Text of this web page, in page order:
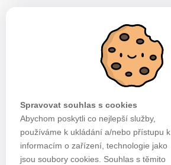
Spravovat souhlas s cookies
Abychom poskytli co nejlepší služby,
používáme k ukládání a/nebo přístupu k
informacím o zařízení, technologie jako
jsou soubory cookies. Souhlas s těmito